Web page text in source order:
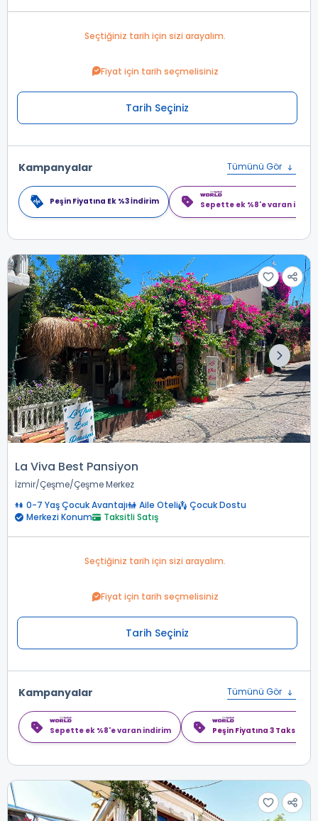
Seçtiğiniz tarih için sizi arayalım.
Fiyat için tarih seçmelisiniz
Tarih Seçiniz
Kampanyalar Tümünü Gör
Peşin Fiyatına Ek %3 İndirim Sepette ek %8'e varan
La Viva Best Pansiyon
İzmir Çeşme Çeşme Merkez
0-7 Yaş Çocuk Avantajı
Aile Oteli
Çocuk Dostu
Merkezi Konum
Taksitli Satış
Seçtiğiniz tarih için sizi arayalım.
Fiyat için tarih seçmelisiniz
Tarih Seçiniz
Kampanyalar Tümünü Gör
Sepette ek %8'e varan indirim Peşin Fiyatına 3 Taksit